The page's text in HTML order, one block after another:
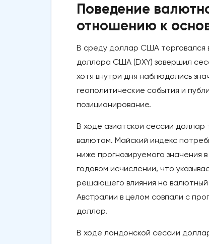
Поведение
отношению к
В среду доллар США торговался
доллара США (DXY) завершил
хотя внутри дня наблюдались
геополитические события и
позиционирование.
В ходе азиатской сессии
валютам. Майский индекс
ниже прогнозируемого значения
годовом исчислении, что
решающего влияния на
Австралии в целом совпали с
доллар.
В ходе лондонской сессии